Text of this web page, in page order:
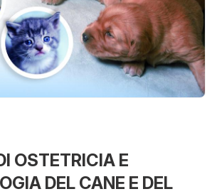
OSTETRICIA E
DEL CANE E DEL